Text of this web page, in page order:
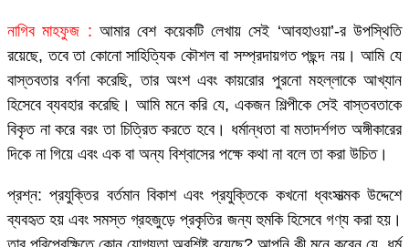
নাগিব মাহফুজ : আমার বেশ কয়েকটি লেখায় সেই ‘আবহাওয়া’-র উপস্থিতি
রয়েছে, তবে তা কোনো সাহিত্যিক কৌশল বা সম্প্রদায়গত পছন্দ নয়। আমি যে
বাস্তবতার বর্ণনা করেছি, তার অংশ এবং কায়রোর পুরনো মহল্লাকে আখ্যান
হিসেবে ব্যবহার করেছি। আমি মনে করি যে, একজন শিল্পীকে সেই বাস্তবতাকে
বিকৃত না করে বরং তা চিত্রিত করতে হবে। ধর্মান্ধতা বা মতাদর্শগত অঙ্গীকারের
দিকে না গিয়ে এবং এক বা অন্য বিশ্বাসের পক্ষে কথা না বলে তা করা উচিত।
প্রশ্ন: প্রযুক্তির বর্তমান বিকাশ এবং প্রযুক্তিকে কখনো ধ্বংসাত্মক উদ্দেশে
ব্যবহৃত হয় এবং সমস্ত গ্রহজুড়ে প্রকৃতির জন্য হুমকি হিসেবে গণ্য করা হয়।